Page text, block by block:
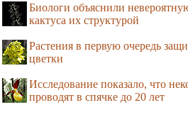
Биологи объяснили
кактуса их структурой
Растения в первую очередь
цветки
Исследование показало, что
проводят в спячке до 20 лет